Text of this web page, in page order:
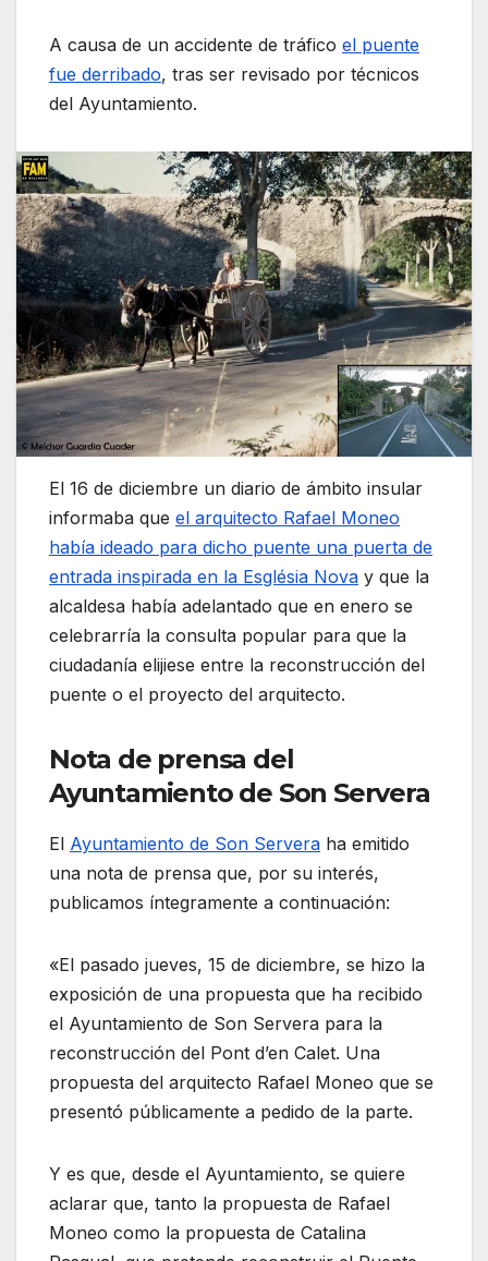
A causa de un accidente de tráfico el puente
fue derribado, tras ser revisado por técnicos
del Ayuntamiento.
El 16 de diciembre un diario de ámbito insular
informaba que el arquitecto Rafael Moneo
había ideado para dicho puente una puerta de
entrada inspirada en la Església Nova y que la
alcaldesa había adelantado que en enero se
celebrarría la consulta popular para que la
ciudadanía elijiese entre la reconstrucción del
puente o el proyecto del arquitecto.
Nota de prensa del
Ayuntamiento de Son Servera
El Ayuntamiento de Son Servera ha emitido
una nota de prensa que, por su interés,
publicamos íntegramente a continuación:
«El pasado jueves, 15 de diciembre, se hizo la
exposición de una propuesta que ha recibido
el Ayuntamiento de Son Servera para la
reconstrucción del Pont d’en Calet. Una
propuesta del arquitecto Rafael Moneo que se
presentó públicamente a pedido de la parte.
Y es que, desde el Ayuntamiento, se quiere
aclarar que, tanto la propuesta de Rafael
Moneo como la propuesta de Catalina